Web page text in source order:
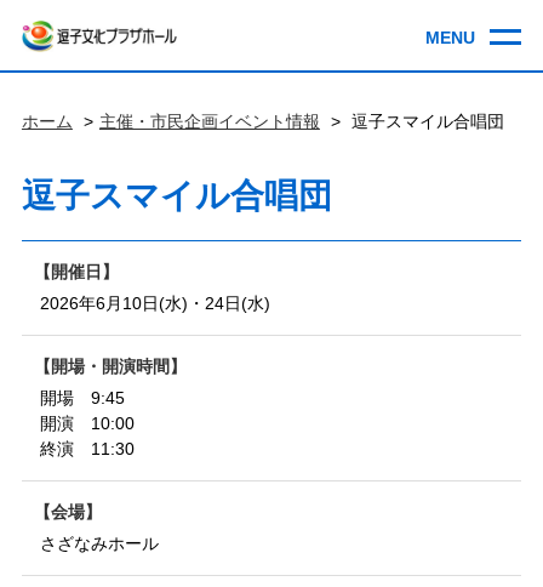
ホーム 主催・市民企画イベント情報 逗子スマイル合唱団
逗子スマイル合唱団
開催日
2026年6月10日(水)・24日(水)
開場・開演時間
開場 9:45
開演 10:00
終演 11:30
会場
さざなみホール